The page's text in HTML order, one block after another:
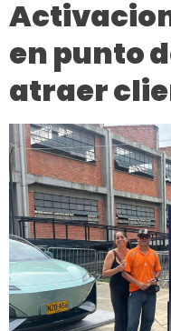
en punto
atraer